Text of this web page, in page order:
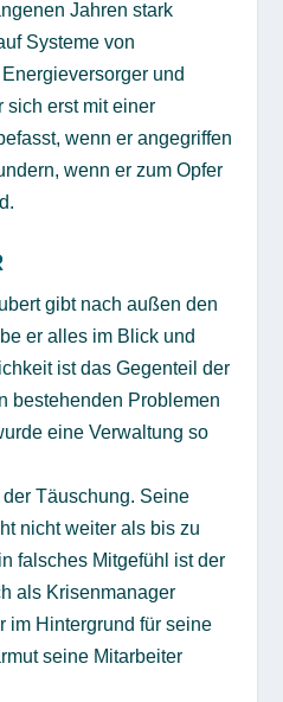
Jahren stark
Systeme von
und
sich erst mit einer
wenn er angegriffen
wenn er zum Opfer
gibt nach außen den
er alles im Blick und
ist das Gegenteil der
bestehenden Problemen
eine Verwaltung so
Täuschung. Seine
nicht weiter als bis zu
falsches Mitgefühl ist der
als Krisenmanager
im Hintergrund für seine
seine Mitarbeiter